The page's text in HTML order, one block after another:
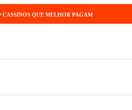
CASSINOS QUE MELHOR PAGAM